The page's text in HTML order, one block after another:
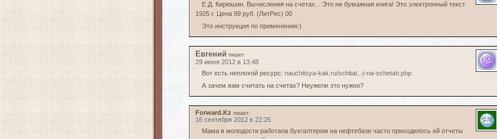
Е.Д. Кирюшин. Вычисления на счетах. . Это не бумажная книга! Это электронный текст.
1925 г. Цена 99 руб. (ЛитРес) 00
Это инструкция по применению:)
Евгений пишет:
29 июня 2012 в 13:48
Вот есть неплохой ресурс: nauchitsya-kak.ru/schitat...t-na-schetah.php
А зачем вам считать на счетах? Неужели это нужно?
Forward.Kz пишет:
16 сентября 2012 в 22:25
Мама в молодости работала бухгалтером на нефтебазе часто приходилось ей отчеты